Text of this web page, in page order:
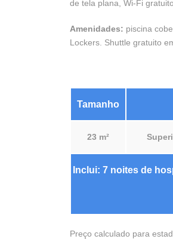
de tela plana, Wi-Fi
Amenidades: piscina
Lockers. Shuttle gratuito
Tamanho
23 m²
Inclui: 7 noites de
Preço calculado para